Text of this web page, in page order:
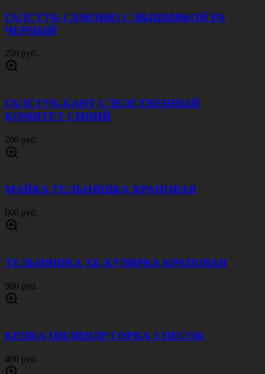
ГАЛСТУК-САМОВЯЗ С ВЫШИВКОЙ РА
ЧЕРНЫЙ
250 руб.
ГАЛСТУК-БАНТ СЛЕДСТВЕННЫЙ
КОМИТЕТ СИНИЙ
200 руб.
МАЙКА ТЕЛЬНЯШКА КРАПОВАЯ
600 руб.
ТЕЛЬНЯШКА ХБ КУЛИРКА КРАПОВАЯ
900 руб.
КЕПКА ЦИЛИНДР ГОРКА 3 ПЕСОК
400 руб.